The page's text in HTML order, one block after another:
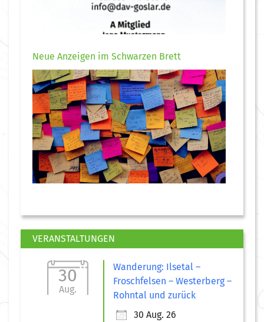
Neue Anzeigen im Schwarzen Brett
VERANSTALTUNGEN
30
Aug.
Wanderung: Ilsetal –
Froschfelsen – Westerberg –
Rohntal und zurück
30 Aug. 26